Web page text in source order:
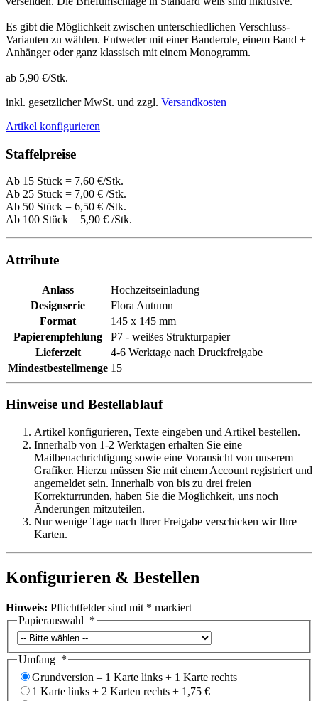
Es gibt die Möglichkeit zwischen unterschiedlichen Verschluss-
Varianten zu wählen. Entweder mit einer Banderole, einem Band +
Anhänger oder ganz klassisch mit einem Monogramm.
ab 5,90 €/Stk.
inkl. gesetzlicher MwSt. und zzgl. Versandkosten
Artikel konfigurieren
Staffelpreise
Ab 15 Stück = 7,60 €/Stk.
Ab 25 Stück = 7,00 € /Stk.
Ab 50 Stück = 6,50 € /Stk.
Ab 100 Stück = 5,90 € /Stk.
Attribute
Anlass
Hochzeitseinladung
Designserie
Flora Autumn
Format
145 x 145 mm
Papierempfehlung
P7 - weißes Strukturpapier
Lieferzeit
4-6 Werktage nach Druckfreigabe
Mindestbestellmenge 15
Hinweise und Bestellablauf
Artikel konfigurieren, Texte eingeben und Artikel bestellen.
Innerhalb von 1-2 Werktagen erhalten Sie eine
Mailbenachrichtigung sowie eine Voransicht von unserem
Grafiker. Hierzu müssen Sie mit einem Account registriert und
angemeldet sein. Innerhalb von bis zu drei freien
Korrekturrunden, haben Sie die Möglichkeit, uns noch
Änderungen mitzuteilen.
Nur wenige Tage nach Ihrer Freigabe verschicken wir Ihre
Karten.
Konfigurieren & Bestellen
Hinweis: Pflichtfelder sind mit * markiert
Papierauswahl *
Umfang *
Grundversion – 1 Karte links + 1 Karte rechts
1 Karte links + 2 Karten rechts + 1,75 €